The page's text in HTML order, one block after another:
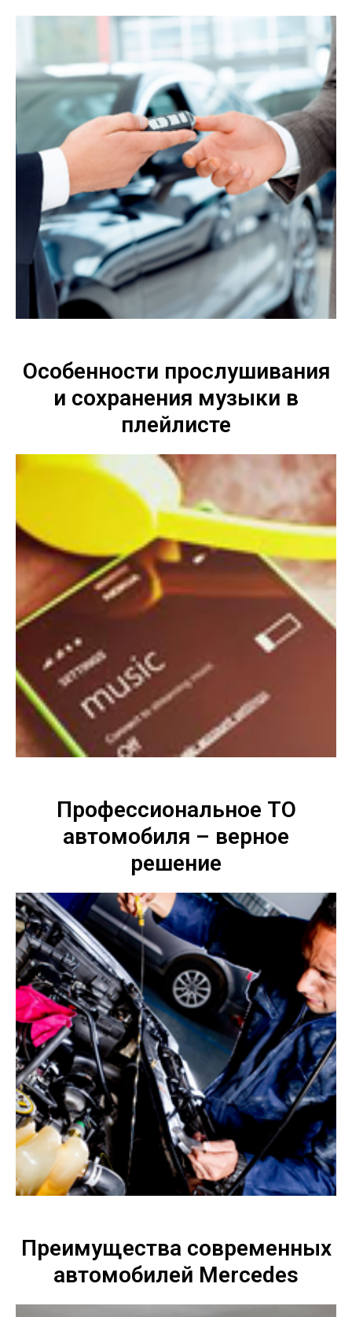
Особенности прослушивания
и сохранения музыки в
плейлисте
Профессиональное ТО
автомобиля – верное
решение
Преимущества современных
автомобилей Mercedes